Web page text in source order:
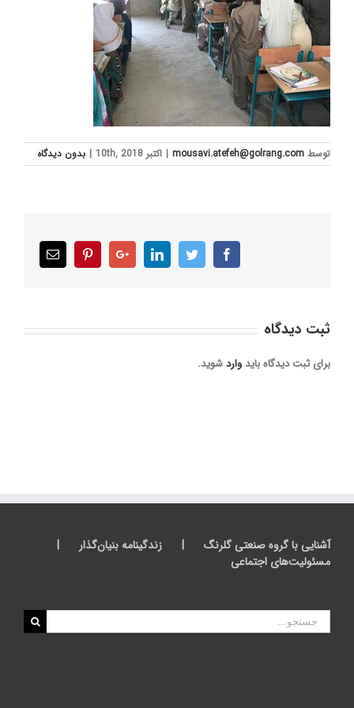
توسط mousavi.atefeh@golrang.com
| اکتبر 10th, 2018 | بدون ديدگاه
Facebook
Twitter
LinkedIn
Google+
Pinterest
Email
ثبت ديدگاه
برای ثبت دیدگاه باید واردشوید.
آشنایی با گروه صنعتی گلرنگ
زندگینامه بنیان‌گذار
مسئولیت‌های اجتماعی
جستجو
برای: